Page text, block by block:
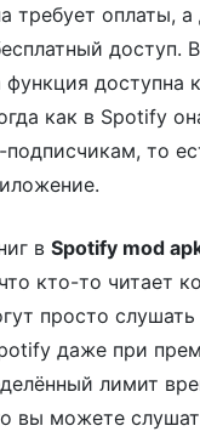
требует оплаты, а
доступ. В
функция доступна
как в Spotify
то
в Spotify mod
кто-то читает
просто
даже при
лимит
вы можете